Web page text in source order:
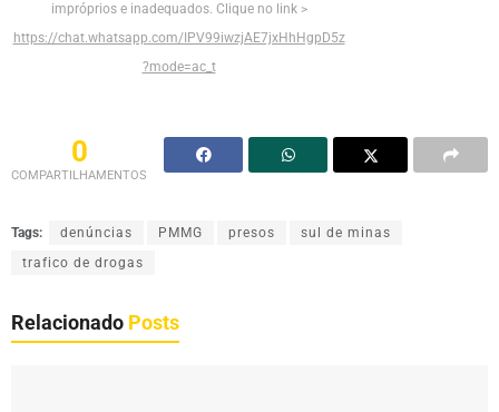
impróprios e inadequados. Clique no link >
https://chat.whatsapp.com/IPV99iwzjAE7jxHhHgpD5z
?mode=ac_t
0
COMPARTILHAMENTOS
Tags: denúncias PMMG presos
sul de minas
trafico de drogas
Relacionado Posts